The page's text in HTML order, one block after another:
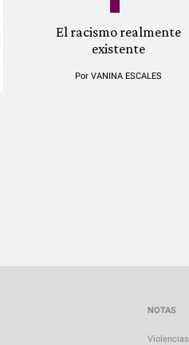
El racismo realmente
existente
PorVANINA ESCALES
NOTAS
Violencias